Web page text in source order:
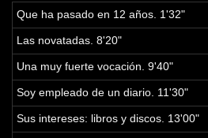
Que ha pasado en 12 años. 1'32"
Las novatadas. 8'20"
Una muy fuerte vocación. 9'40"
Soy empleado de un diario. 11'30"
Sus intereses: libros y discos. 13'00"